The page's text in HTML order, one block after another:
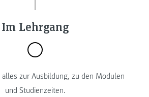
Im Lehrgang
alles zur Ausbildung, zu den Modulen
und Studienzeiten.